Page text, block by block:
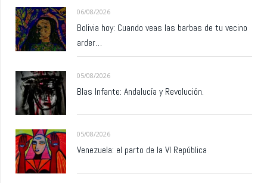
06/08/2026
Bolivia hoy: Cuando veas las barbas de tu vecino
arder…
05/08/2026
Blas Infante: Andalucía y Revolución.
05/08/2026
Venezuela: el parto de la VI República